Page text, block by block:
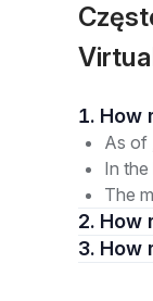
As of
In
The
2.